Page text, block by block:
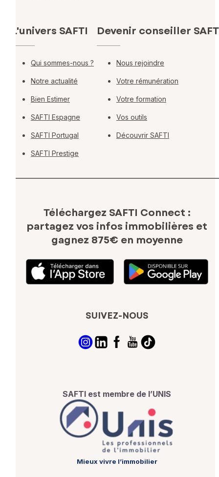
L'univers SAFTI
Qui sommes-nous ?
Notre actualité
Bien Estimer
SAFTI Espagne
SAFTI Portugal
SAFTI Prestige
Devenir conseiller
Nous rejoindre
Votre rémunération
Votre formation
Vos outils
Découvrir SAFTI
Téléchargez SAFTI Connect :
partagez vos infos immobilières et
gagnez 875€ en moyenne
SUIVEZ-NOUS
SAFTI est membre de l’UNIS
Mieux vivre l’immobilier